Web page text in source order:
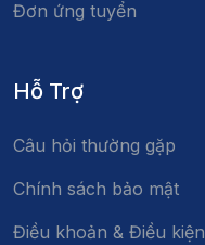
Đơn ứng tuyển
Hỗ Trợ
Câu hỏi thường gặp
Chính sách bảo mật
Điều khoản & Điều kiện